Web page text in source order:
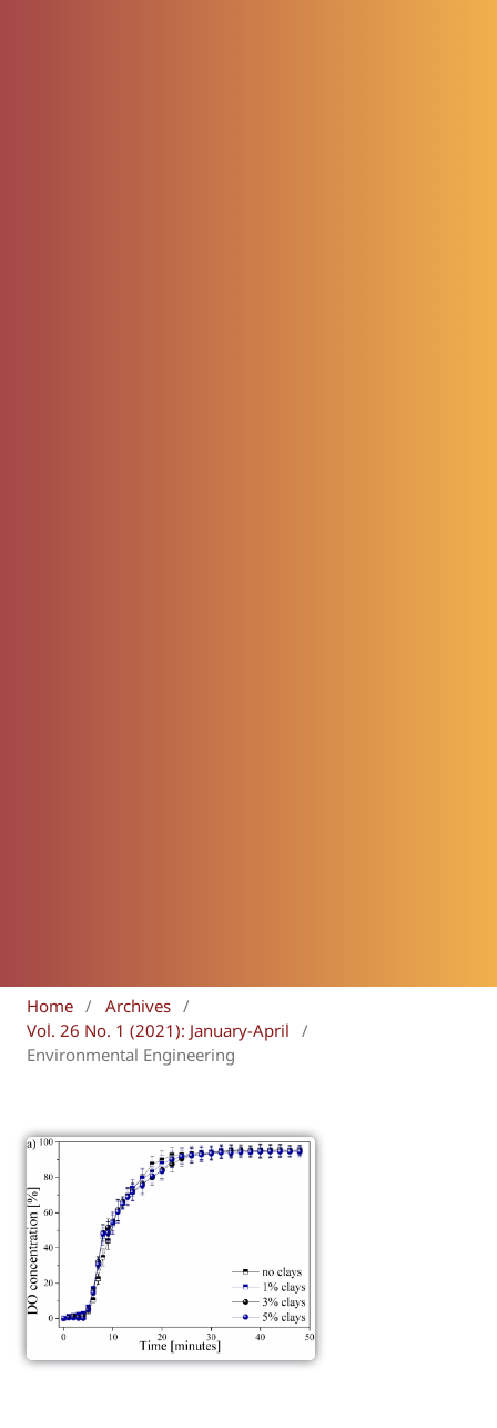
Home / Archives /
Vol. 26 No. 1 (2021): January-April
/
Environmental Engineering